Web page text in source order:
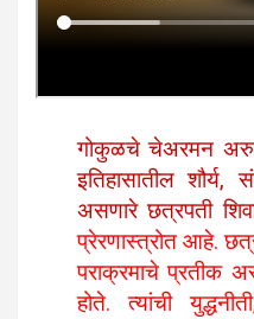
गोकुळचे चेअरमन अरुण
इतिहासातील
असणारे छत्रपती
प्रेरणास्त्रोत आहे.
पराक्रमाचे प्रतीक
होते. त्यांची